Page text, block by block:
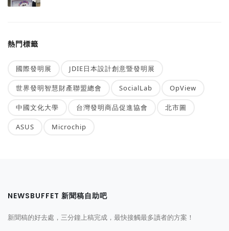
熱門標籤
國際發明展 JDIE日本設計創意暨發明展
世界發明智慧財產聯盟總會 SocialLab OpView
中國文化大學 台灣發明商品促進協會 北市圖
ASUS Microchip
NEWSBUFFET 新聞稿自助吧
新聞稿的好去處，三分鐘上稿完成，最快接觸最多讀者的方案！